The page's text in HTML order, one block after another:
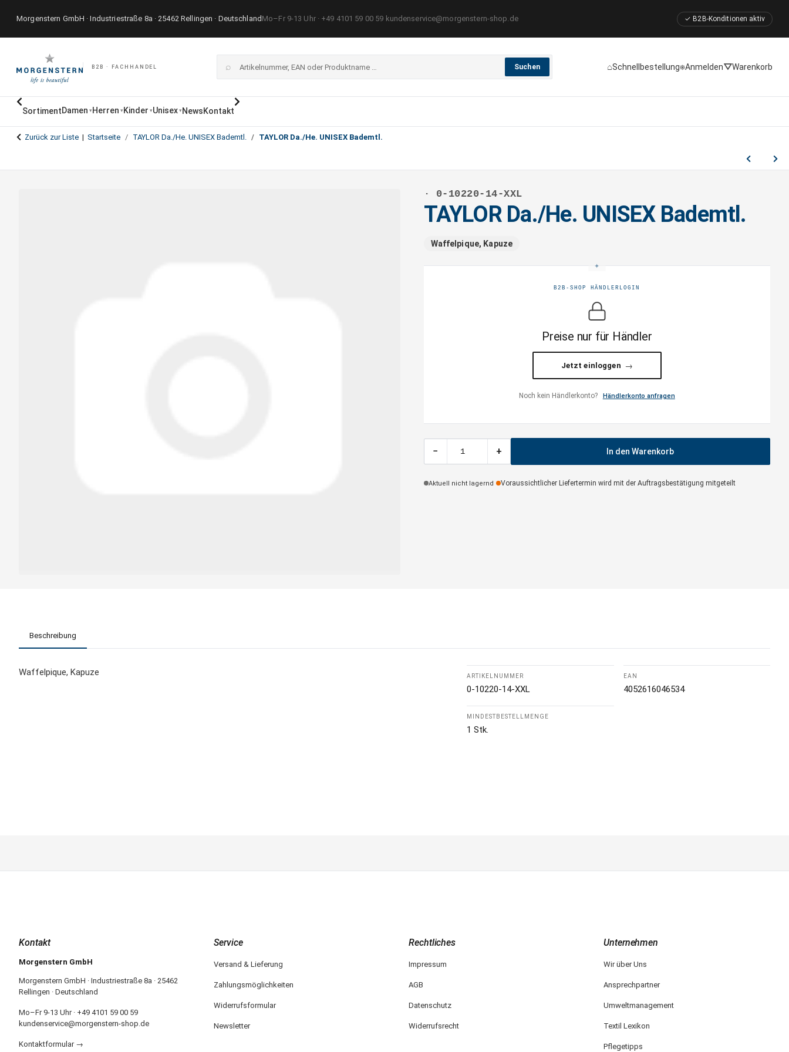
Morgenstern GmbH · Industriestraße 8a · 25462 Rellingen · Deutschland Mo–Fr 9-13 Uhr · +49 4101 59 00 59 kundenservice@morgenstern-shop.de ✓ B2B-Konditionen aktiv
B2B · FACHHANDEL ⌕ Suchen ⌂Schnellbestellung⎈Anmelden⛛Warenkorb
SortimentDamen ▾ Herren ▾ Kinder ▾Unisex ▾ NewsKontakt
Zurück zur Liste Startseite TAYLOR Da./He. UNISEX Bademtl. TAYLOR Da./He. UNISEX Bademtl.
· 0-10220-14-XXL
TAYLOR Da./He. UNISEX Bademtl.
Waffelpique, Kapuze
B2B-SHOP HÄNDLERLOGIN
Preise nur für Händler
Jetzt einloggen
Noch kein Händlerkonto? Händlerkonto anfragen
− + In den Warenkorb
Aktuell nicht lagernd Voraussichtlicher Liefertermin wird mit der Auftragsbestätigung mitgeteilt
Beschreibung
Waffelpique, Kapuze ARTIKELNUMMER
0-10220-14-XXL
EAN
4052616046534
MINDESTBESTELLMENGE
1 Stk.
Kontakt
Morgenstern GmbH
Morgenstern GmbH · Industriestraße 8a · 25462
Rellingen · Deutschland
Mo–Fr 9-13 Uhr · +49 4101 59 00 59
kundenservice@morgenstern-shop.de
Kontaktformular →
Service
Versand & Lieferung
Zahlungsmöglichkeiten
Widerrufsformular
Newsletter
Rechtliches
Impressum
AGB
Datenschutz
Widerrufsrecht
Unternehmen
Wir über Uns
Ansprechpartner
Umweltmanagement
Textil Lexikon
Pflegetipps